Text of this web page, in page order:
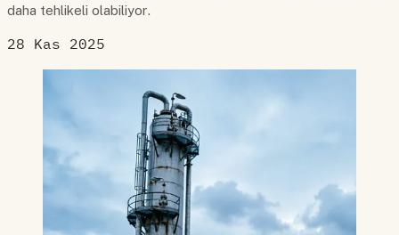
daha tehlikeli olabiliyor.
28 Kas 2025